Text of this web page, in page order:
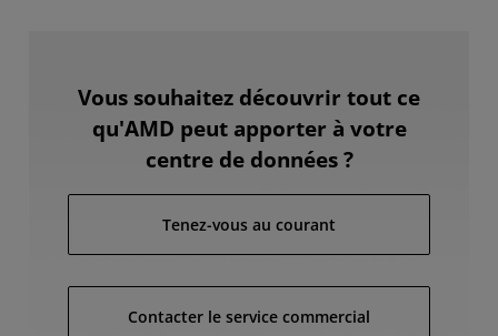
Vous souhaitez découvrir tout ce
qu'AMD peut apporter à votre
centre de données ?
Tenez-vous au courant
Contacter le service commercial